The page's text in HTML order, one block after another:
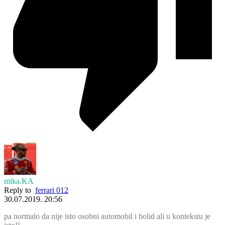
mika.KA
Reply to ferrari 012
30.07.2019. 20:56
pa normalo da nije isto osobni automobil i bolid ali u kontekstu je